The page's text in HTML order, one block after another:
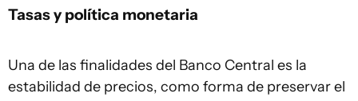
Tasas y política monetaria
Una de las finalidades del Banco Central es la
estabilidad de precios, como forma de preservar el